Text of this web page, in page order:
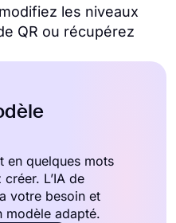
les niveaux
QR ou récupérez
en quelques mots
L’IA de
votre besoin et
modèle adapté.